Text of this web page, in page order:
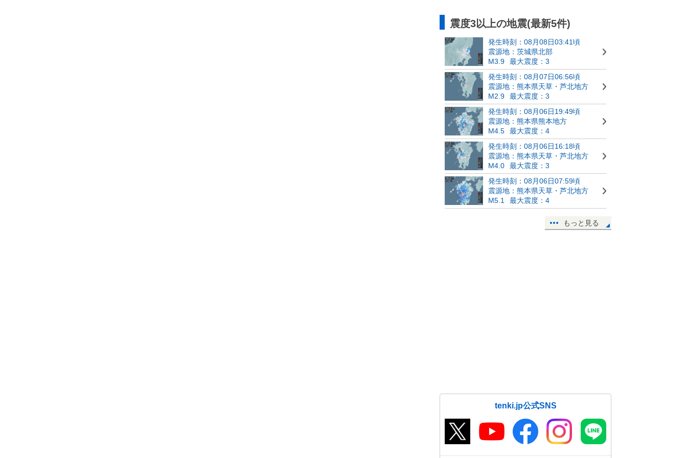
震度3以上の地震(最新5件)
発生時刻：08月08日03:41頃
震源地：茨城県北部
M3.9
最大震度：3
発生時刻：08月07日06:56頃
震源地：熊本県天草・芦北地方
M2.9
最大震度：3
発生時刻：08月06日19:49頃
震源地：熊本県熊本地方
M4.5
最大震度：4
発生時刻：08月06日16:18頃
震源地：熊本県天草・芦北地方
M4.0
最大震度：3
発生時刻：08月06日07:59頃
震源地：熊本県天草・芦北地方
M5.1
最大震度：4
もっと見る
tenki.jp公式SNS